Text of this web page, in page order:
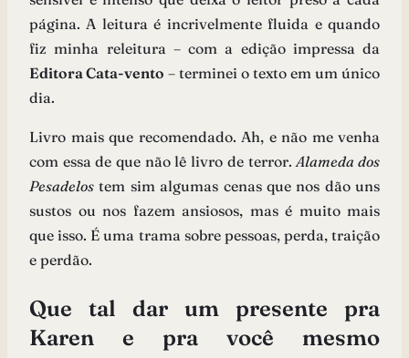
página. A leitura é incrivelmente fluida e quando
fiz minha releitura – com a edição impressa da
Editora Cata-vento – terminei o texto em um único
dia.
Livro mais que recomendado. Ah, e não me venha
com essa de que não lê livro de terror.Alameda dos
Pesadelos tem sim algumas cenas que nos dão uns
sustos ou nos fazem ansiosos, mas é muito mais
que isso. É uma trama sobre pessoas, perda, traição
e perdão.
Que tal dar um presente pra
Karen e pra você mesmo